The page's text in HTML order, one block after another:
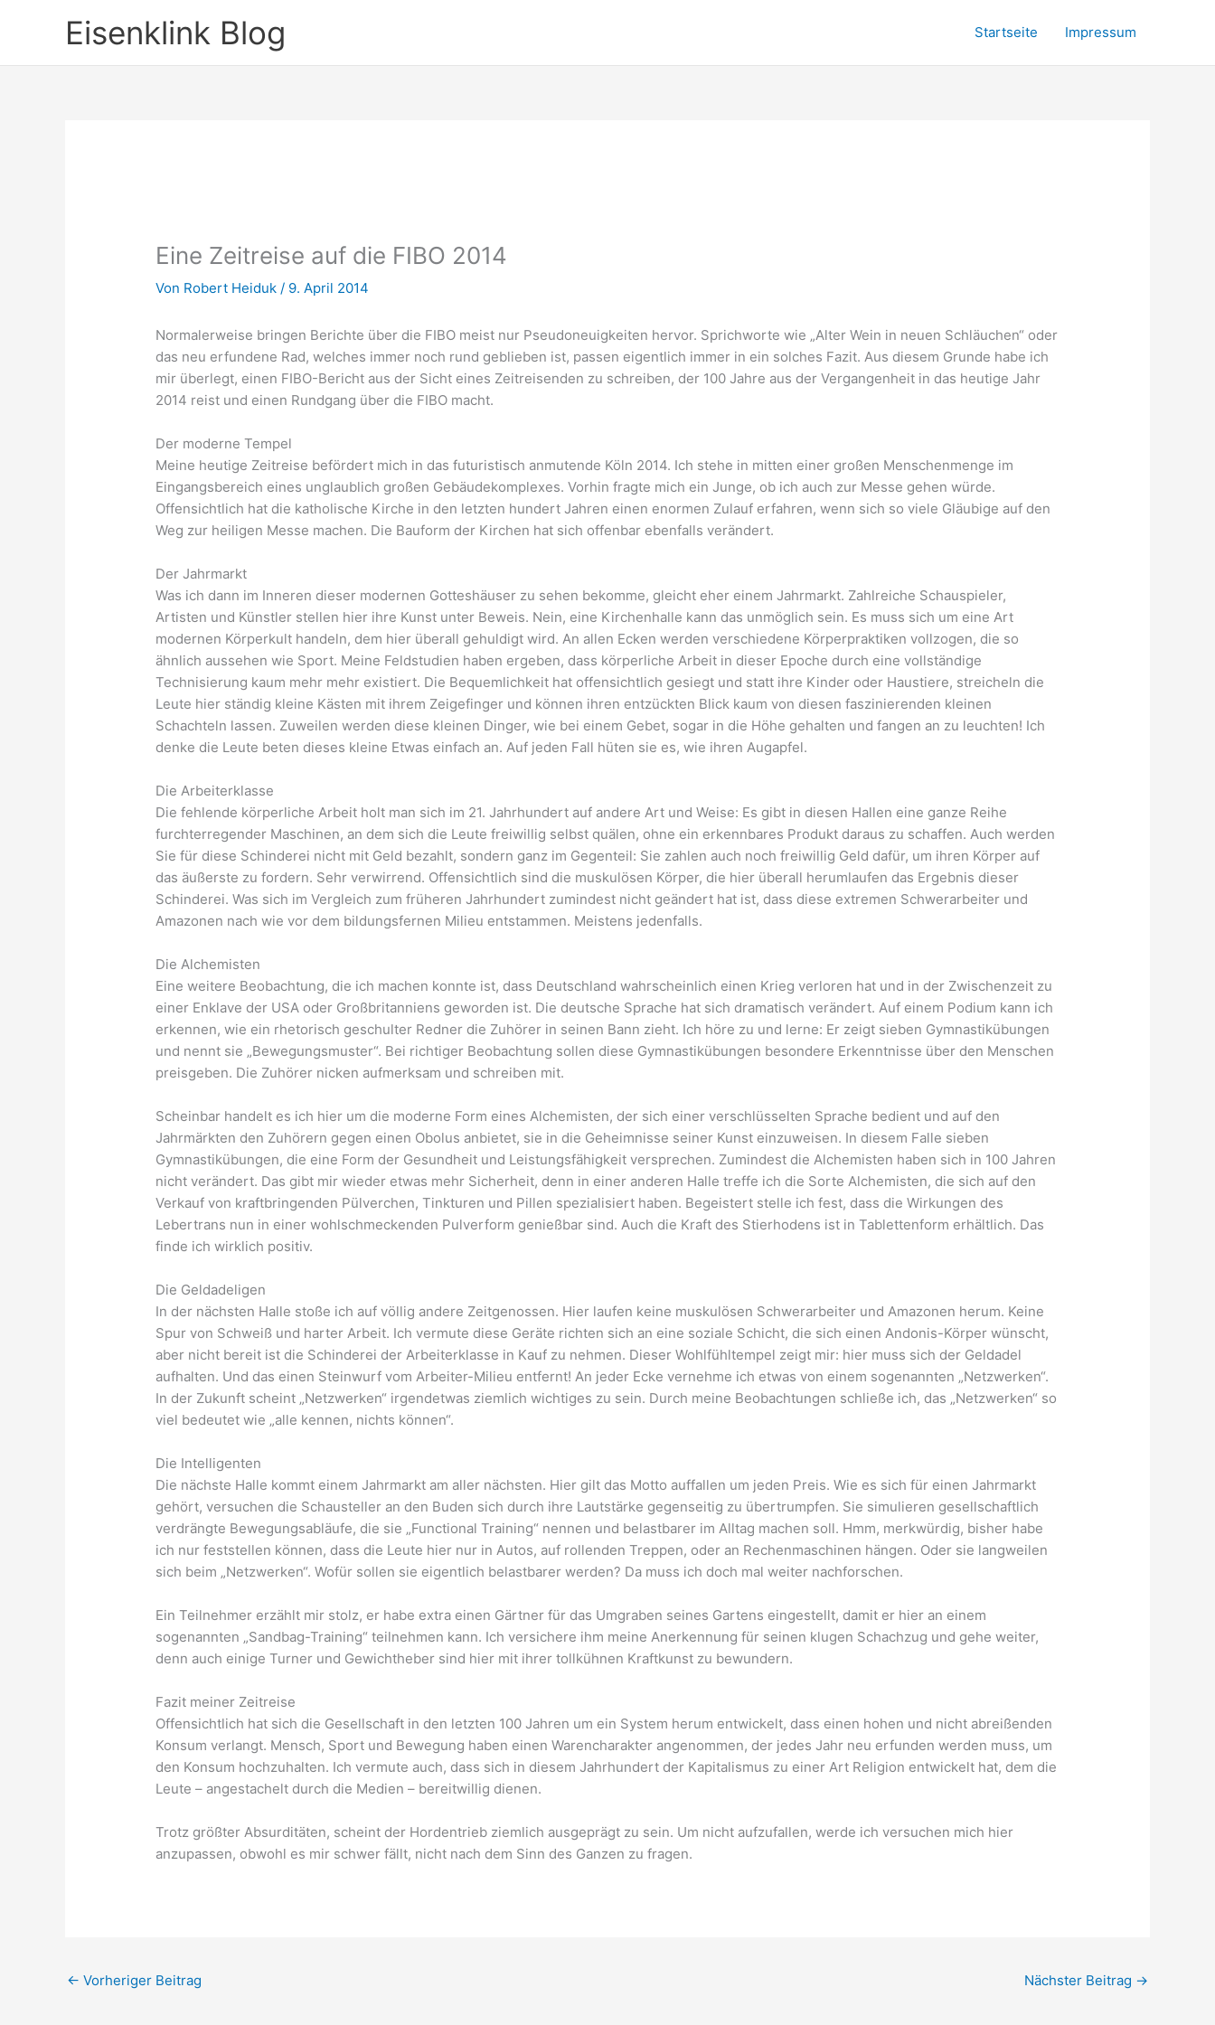
Eisenklink Blog Startseite Impressum
Eine Zeitreise auf die FIBO 2014
Von Robert Heiduk/ 9. April 2014
Normalerweise bringen Berichte über die FIBO meist nur Pseudoneuigkeiten hervor. Sprichworte wie „Alter Wein in neuen Schläuchen“ oder
das neu erfundene Rad, welches immer noch rund geblieben ist, passen eigentlich immer in ein solches Fazit. Aus diesem Grunde habe ich
mir überlegt, einen FIBO-Bericht aus der Sicht eines Zeitreisenden zu schreiben, der 100 Jahre aus der Vergangenheit in das heutige Jahr
2014 reist und einen Rundgang über die FIBO macht.
Der moderne Tempel
Meine heutige Zeitreise befördert mich in das futuristisch anmutende Köln 2014. Ich stehe in mitten einer großen Menschenmenge im
Eingangsbereich eines unglaublich großen Gebäudekomplexes. Vorhin fragte mich ein Junge, ob ich auch zur Messe gehen würde.
Offensichtlich hat die katholische Kirche in den letzten hundert Jahren einen enormen Zulauf erfahren, wenn sich so viele Gläubige auf den
Weg zur heiligen Messe machen. Die Bauform der Kirchen hat sich offenbar ebenfalls verändert.
Der Jahrmarkt
Was ich dann im Inneren dieser modernen Gotteshäuser zu sehen bekomme, gleicht eher einem Jahrmarkt. Zahlreiche Schauspieler,
Artisten und Künstler stellen hier ihre Kunst unter Beweis. Nein, eine Kirchenhalle kann das unmöglich sein. Es muss sich um eine Art
modernen Körperkult handeln, dem hier überall gehuldigt wird. An allen Ecken werden verschiedene Körperpraktiken vollzogen, die so
ähnlich aussehen wie Sport. Meine Feldstudien haben ergeben, dass körperliche Arbeit in dieser Epoche durch eine vollständige
Technisierung kaum mehr mehr existiert. Die Bequemlichkeit hat offensichtlich gesiegt und statt ihre Kinder oder Haustiere, streicheln die
Leute hier ständig kleine Kästen mit ihrem Zeigefinger und können ihren entzückten Blick kaum von diesen faszinierenden kleinen
Schachteln lassen. Zuweilen werden diese kleinen Dinger, wie bei einem Gebet, sogar in die Höhe gehalten und fangen an zu leuchten! Ich
denke die Leute beten dieses kleine Etwas einfach an. Auf jeden Fall hüten sie es, wie ihren Augapfel.
Die Arbeiterklasse
Die fehlende körperliche Arbeit holt man sich im 21. Jahrhundert auf andere Art und Weise: Es gibt in diesen Hallen eine ganze Reihe
furchterregender Maschinen, an dem sich die Leute freiwillig selbst quälen, ohne ein erkennbares Produkt daraus zu schaffen. Auch werden
Sie für diese Schinderei nicht mit Geld bezahlt, sondern ganz im Gegenteil: Sie zahlen auch noch freiwillig Geld dafür, um ihren Körper auf
das äußerste zu fordern. Sehr verwirrend. Offensichtlich sind die muskulösen Körper, die hier überall herumlaufen das Ergebnis dieser
Schinderei. Was sich im Vergleich zum früheren Jahrhundert zumindest nicht geändert hat ist, dass diese extremen Schwerarbeiter und
Amazonen nach wie vor dem bildungsfernen Milieu entstammen. Meistens jedenfalls.
Die Alchemisten
Eine weitere Beobachtung, die ich machen konnte ist, dass Deutschland wahrscheinlich einen Krieg verloren hat und in der Zwischenzeit zu
einer Enklave der USA oder Großbritanniens geworden ist. Die deutsche Sprache hat sich dramatisch verändert. Auf einem Podium kann ich
erkennen, wie ein rhetorisch geschulter Redner die Zuhörer in seinen Bann zieht. Ich höre zu und lerne: Er zeigt sieben Gymnastikübungen
und nennt sie „Bewegungsmuster“. Bei richtiger Beobachtung sollen diese Gymnastikübungen besondere Erkenntnisse über den Menschen
preisgeben. Die Zuhörer nicken aufmerksam und schreiben mit.
Scheinbar handelt es ich hier um die moderne Form eines Alchemisten, der sich einer verschlüsselten Sprache bedient und auf den
Jahrmärkten den Zuhörern gegen einen Obolus anbietet, sie in die Geheimnisse seiner Kunst einzuweisen. In diesem Falle sieben
Gymnastikübungen, die eine Form der Gesundheit und Leistungsfähigkeit versprechen. Zumindest die Alchemisten haben sich in 100 Jahren
nicht verändert. Das gibt mir wieder etwas mehr Sicherheit, denn in einer anderen Halle treffe ich die Sorte Alchemisten, die sich auf den
Verkauf von kraftbringenden Pülverchen, Tinkturen und Pillen spezialisiert haben. Begeistert stelle ich fest, dass die Wirkungen des
Lebertrans nun in einer wohlschmeckenden Pulverform genießbar sind. Auch die Kraft des Stierhodens ist in Tablettenform erhältlich. Das
finde ich wirklich positiv.
Die Geldadeligen
In der nächsten Halle stoße ich auf völlig andere Zeitgenossen. Hier laufen keine muskulösen Schwerarbeiter und Amazonen herum. Keine
Spur von Schweiß und harter Arbeit. Ich vermute diese Geräte richten sich an eine soziale Schicht, die sich einen Andonis-Körper wünscht,
aber nicht bereit ist die Schinderei der Arbeiterklasse in Kauf zu nehmen. Dieser Wohlfühltempel zeigt mir: hier muss sich der Geldadel
aufhalten. Und das einen Steinwurf vom Arbeiter-Milieu entfernt! An jeder Ecke vernehme ich etwas von einem sogenannten „Netzwerken“.
In der Zukunft scheint „Netzwerken“ irgendetwas ziemlich wichtiges zu sein. Durch meine Beobachtungen schließe ich, das „Netzwerken“ so
viel bedeutet wie „alle kennen, nichts können“.
Die Intelligenten
Die nächste Halle kommt einem Jahrmarkt am aller nächsten. Hier gilt das Motto auffallen um jeden Preis. Wie es sich für einen Jahrmarkt
gehört, versuchen die Schausteller an den Buden sich durch ihre Lautstärke gegenseitig zu übertrumpfen. Sie simulieren gesellschaftlich
verdrängte Bewegungsabläufe, die sie „Functional Training“ nennen und belastbarer im Alltag machen soll. Hmm, merkwürdig, bisher habe
ich nur feststellen können, dass die Leute hier nur in Autos, auf rollenden Treppen, oder an Rechenmaschinen hängen. Oder sie langweilen
sich beim „Netzwerken“. Wofür sollen sie eigentlich belastbarer werden? Da muss ich doch mal weiter nachforschen.
Ein Teilnehmer erzählt mir stolz, er habe extra einen Gärtner für das Umgraben seines Gartens eingestellt, damit er hier an einem
sogenannten „Sandbag-Training“ teilnehmen kann. Ich versichere ihm meine Anerkennung für seinen klugen Schachzug und gehe weiter,
denn auch einige Turner und Gewichtheber sind hier mit ihrer tollkühnen Kraftkunst zu bewundern.
Fazit meiner Zeitreise
Offensichtlich hat sich die Gesellschaft in den letzten 100 Jahren um ein System herum entwickelt, dass einen hohen und nicht abreißenden
Konsum verlangt. Mensch, Sport und Bewegung haben einen Warencharakter angenommen, der jedes Jahr neu erfunden werden muss, um
den Konsum hochzuhalten. Ich vermute auch, dass sich in diesem Jahrhundert der Kapitalismus zu einer Art Religion entwickelt hat, dem die
Leute – angestachelt durch die Medien – bereitwillig dienen.
Trotz größter Absurditäten, scheint der Hordentrieb ziemlich ausgeprägt zu sein. Um nicht aufzufallen, werde ich versuchen mich hier
anzupassen, obwohl es mir schwer fällt, nicht nach dem Sinn des Ganzen zu fragen.
← Vorheriger Beitrag Nächster Beitrag →